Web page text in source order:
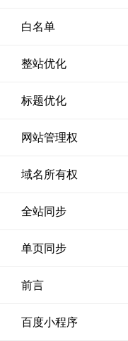
白名单
整站优化
标题优化
网站管理权
域名所有权
全站同步
单页同步
前言
百度小程序